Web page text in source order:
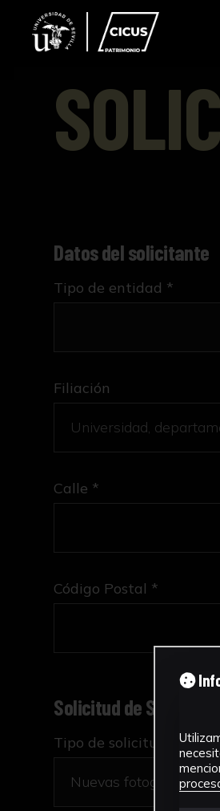
Datos del solicitante
Tipo de entidad *
Filiación
Calle *
Código Postal *
Solicitud de Servicio
Tipo de solicitud *